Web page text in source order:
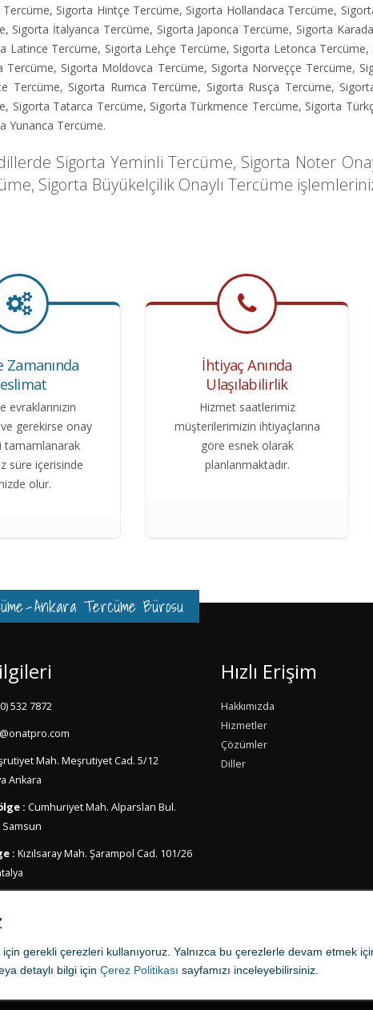
Tercüme, Sigorta Hintçe Tercüme, Sigorta Hollandaca Tercüme,
, Sigorta İtalyanca Tercüme, Sigorta Japonca Tercüme, Sigorta
Latince Tercüme, Sigorta Lehçe Tercüme, Sigorta Letonca Tercüme,
Tercüme, Sigorta Moldovca Tercüme, Sigorta Norveççe Tercüme,
Tercüme, Sigorta Rumca Tercüme, Sigorta Rusça Tercüme,
, Sigorta Tatarca Tercüme, Sigorta Türkmence Tercüme, Sigorta
Yunanca Tercüme.
Sigorta Yeminli Tercüme, Sigorta Noter
, Sigorta Büyükelçilik Onaylı Tercüme
Zamanında
evraklarınızın
gerekirse onay
tamamlanarak
süre içerisinde
olur.
İhtiyaç Anında
Ulaşılabilirlik
Hizmet saatlerimiz
müşterilerimizin ihtiyaçlarına
göre esnek olarak
planlanmaktadır.
-Ankara Tercüme Bürosu
532 7872
Mah. Meşrutiyet Cad. 5/12
Ankara
: Cumhuriyet Mah. Alparslan Bul.
: Kızılsaray Mah. Şarampol Cad. 101/26
Hızlı Erişim
Hakkımızda
Hizmetler
Çözümler
Diller
tercume724.com bir ONAT Tercüme markasıdır.
için gerekli çerezleri kullanıyoruz. Yalnızca bu çerezlerle devam etmek
detaylı bilgi için Çerez Politikası sayfamızı inceleyebilirsiniz.